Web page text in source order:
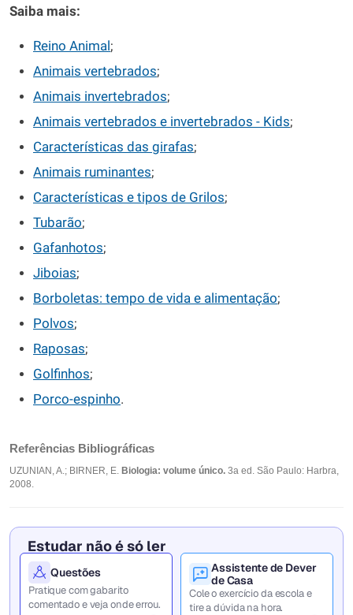
Saiba mais:
Reino Animal;
Animais vertebrados;
Animais invertebrados;
Animais vertebrados e invertebrados - Kids;
Características das girafas;
Animais ruminantes;
Características e tipos de Grilos;
Tubarão;
Gafanhotos;
Jiboias;
Borboletas: tempo de vida e alimentação;
Polvos;
Raposas;
Golfinhos;
Porco-espinho.
Referências Bibliográficas
UZUNIAN, A.; BIRNER, E. Biologia: volume único. 3a ed. São Paulo: Harbra,
2008.
Estudar não é só ler
Questões
Pratique com gabarito
comentado e veja onde errou.
Assistente de Dever
de Casa
Cole o exercício da escola e
tire a dúvida na hora.